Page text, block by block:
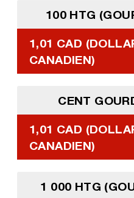
100 HTG
1,01 CAD
CANADIEN)
CENT
1,01 CAD
CANADIEN)
1 000 HTG